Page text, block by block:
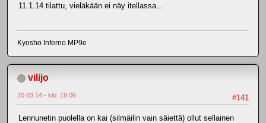
11.1.14 tilattu, vieläkään ei näy itellassa...
Kyosho Inferno MP9e
vilijo
#141
20.03.14 - klo: 19.06
Lennunetin puolella on kai (silmäilin vain säiettä) ollut sellainen